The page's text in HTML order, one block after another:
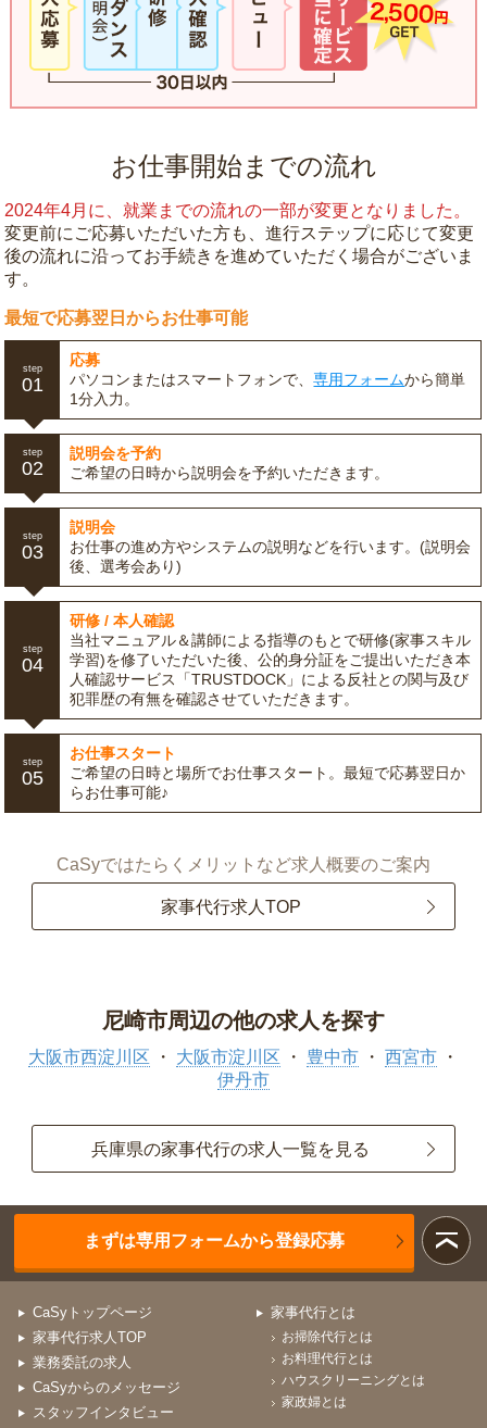
お仕事開始までの流れ
2024年4月に、就業までの流れの一部が変更となりました。
変更前にご応募いただいた方も、進行ステップに応じて変更
後の流れに沿ってお手続きを進めていただく場合がございま
す。
最短で応募翌日からお仕事可能
step
01
応募
パソコンまたはスマートフォンで、専用フォームから簡単
1分入力。
step
02
説明会を予約
ご希望の日時から説明会を予約いただきます。
step
03
説明会
お仕事の進め方やシステムの説明などを行います。(説明会
後、選考会あり)
step
04
研修 / 本人確認
当社マニュアル＆講師による指導のもとで研修(家事スキル
学習)を修了いただいた後、公的身分証をご提出いただき本
人確認サービス「TRUSTDOCK」による反社との関与及び
犯罪歴の有無を確認させていただきます。
step
05
お仕事スタート
ご希望の日時と場所でお仕事スタート。最短で応募翌日か
らお仕事可能♪
CaSyではたらくメリットなど求人概要のご案内
家事代行求人TOP
尼崎市周辺の他の求人を探す
大阪市西淀川区 大阪市淀川区 豊中市
西宮市
伊丹市
兵庫県の家事代行の求人一覧を見る
まずは専用フォームから登録応募
CaSyトップページ
家事代行求人TOP
業務委託の求人
CaSyからのメッセージ
スタッフインタビュー
家事代行とは
お掃除代行とは
お料理代行とは
ハウスクリーニングとは
家政婦とは